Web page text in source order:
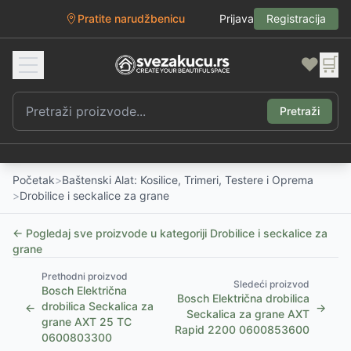
Pratite narudžbenicu Prijava Registracija
❤️ 🛒
Pretraži
Početak>Baštenski Alat: Kosilice, Trimeri, Testere i Oprema
>Drobilice i seckalice za grane
← Pogledaj sve proizvode u kategoriji Drobilice i seckalice za
grane
←
Prethodni proizvod
Bosch Električna
drobilica Seckalica za
grane AXT 25 TC
0600803300
Sledeći proizvod
Bosch Električna drobilica
Seckalica za grane AXT
Rapid 2200 0600853600
→